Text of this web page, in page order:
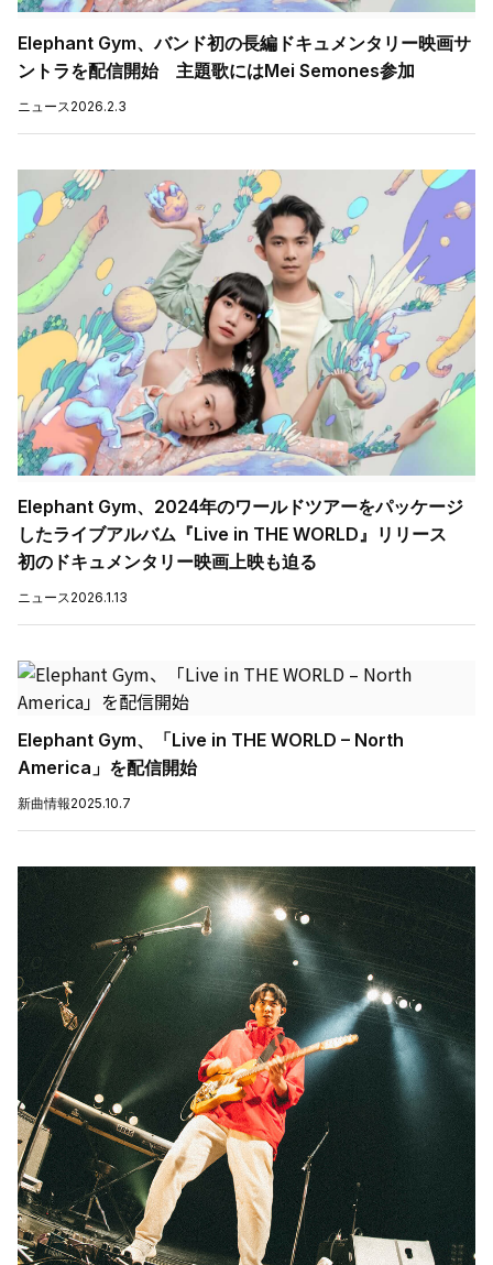
Elephant Gym、バンド初の長編ドキュメンタリー映画サ
ントラを配信開始 主題歌にはMei Semones参加
ニュース2026.2.3
Elephant Gym、2024年のワールドツアーをパッケージ
したライブアルバム『Live in THE WORLD』リリース
初のドキュメンタリー映画上映も迫る
ニュース 2026.1.13
Elephant Gym、「Live in THE WORLD – North
America」を配信開始
新曲情報2025.10.7